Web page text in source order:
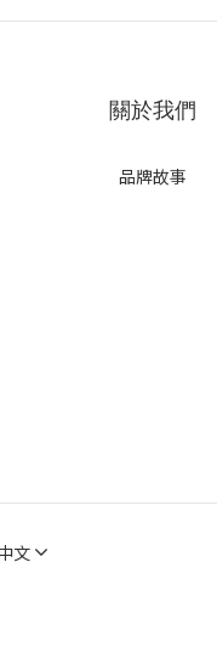
關於我們
品牌故事
文